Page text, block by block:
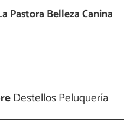
Pastora Belleza Canina
Destellos Peluquería